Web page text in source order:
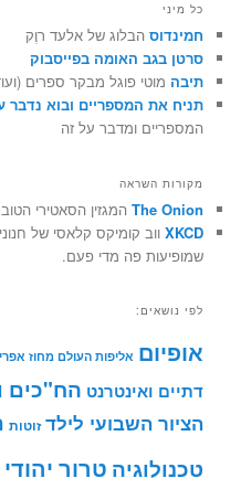
כל מיני
חמינדוס הבלוג של אלעד רוֶק
סרטן בגב האומה בפייסבוק
תיבה מוטי פוגל מבקר ספרים
תניח את המספריים ובוא נדבר
המספריים ומדבר על זה
מקורות השראה
The Onion המגזין הסאטירי
XKCD ווב קומיקס קלאסי של
שמופיעות פה מדי פעם.
לפי נושאים:
אופיום אליפות העולם מחוז
דתיים ואינטרנט הח"כים
הציור השבועי לילד זוטות
טכנולוגיה טרור יהודי